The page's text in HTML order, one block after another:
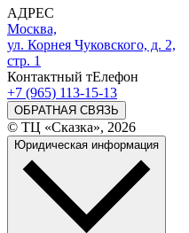
АДРЕС
Москва,
ул. Корнея Чуковского, д. 2,
стр. 1
Контактный тЕлефон
+7 (965) 113-15-13
ОБРАТНАЯ СВЯЗЬ
© ТЦ «Сказка», 2026
Юридическая информация